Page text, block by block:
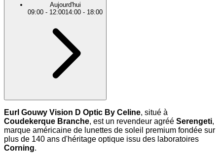
Aujourd'hui
09:00 - 12:0014:00 - 18:00
Eurl Gouwy Vision D Optic By Celine, situé à
Coudekerque Branche, est un revendeur agréé Serengeti,
marque américaine de lunettes de soleil premium fondée sur
plus de 140 ans d'héritage optique issu des laboratoires
Corning.